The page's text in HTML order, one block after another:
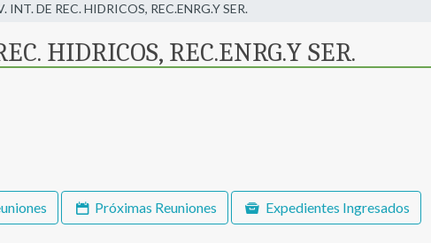
INT. DE REC. HIDRICOS, REC.ENRG.Y SER.
HIDRICOS, REC.ENRG.Y SER.
Próximas Reuniones Expedientes Ingresados